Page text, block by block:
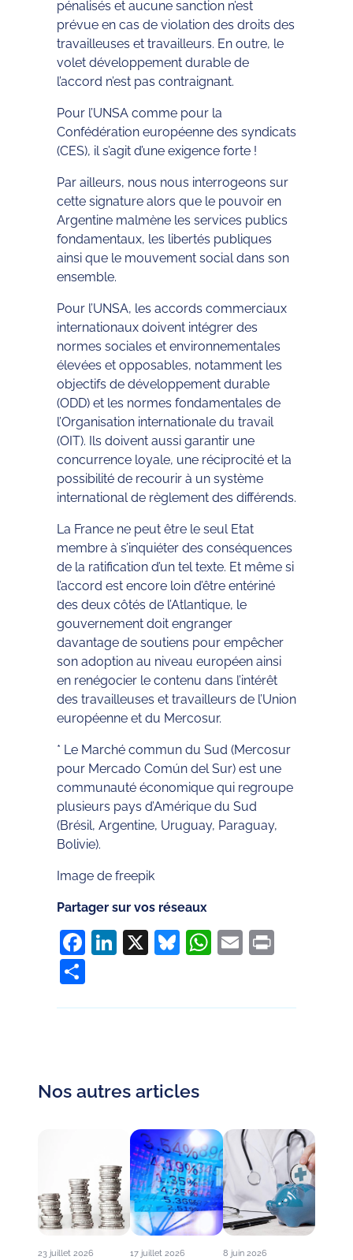
pénalisés et aucune sanction n’est
prévue en cas de violation des droits des
travailleuses et travailleurs. En outre, le
volet développement durable de
l’accord n’est pas contraignant.
Pour l’UNSA comme pour la
Confédération européenne des syndicats
(CES), il s’agit d’une exigence forte !
Par ailleurs, nous nous interrogeons sur
cette signature alors que le pouvoir en
Argentine malmène les services publics
fondamentaux, les libertés publiques
ainsi que le mouvement social dans son
ensemble.
Pour l’UNSA, les accords commerciaux
internationaux doivent intégrer des
normes sociales et environnementales
élevées et opposables, notamment les
objectifs de développement durable
(ODD) et les normes fondamentales de
l’Organisation internationale du travail
(OIT). Ils doivent aussi garantir une
concurrence loyale, une réciprocité et la
possibilité de recourir à un système
international de règlement des différends.
La France ne peut être le seul Etat
membre à s’inquiéter des conséquences
de la ratification d’un tel texte. Et même si
l’accord est encore loin d’être entériné
des deux côtés de l’Atlantique, le
gouvernement doit engranger
davantage de soutiens pour empêcher
son adoption au niveau européen ainsi
en renégocier le contenu dans l’intérêt
des travailleuses et travailleurs de l’Union
européenne et du Mercosur.
* Le Marché commun du Sud (Mercosur
pour Mercado Común del Sur) est une
communauté économique qui regroupe
plusieurs pays d’Amérique du Sud
(Brésil, Argentine, Uruguay, Paraguay,
Bolivie).
Image de freepik
Partager sur vos réseaux
Facebook
LinkedIn
X Bluesky
WhatsApp
Email
Nos autres articles
23 juillet 2026
17 juillet 2026
8 juin 2026